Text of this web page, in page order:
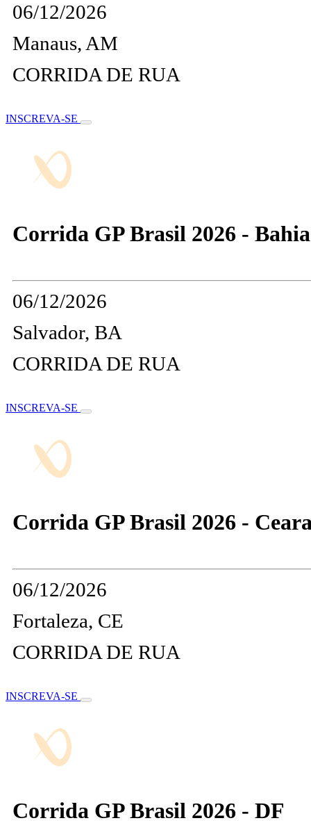
06/12/2026
Manaus, AM
CORRIDA DE RUA
INSCREVA-SE
Corrida GP Brasil 2026 - Bahia
06/12/2026
Salvador, BA
CORRIDA DE RUA
INSCREVA-SE
Corrida GP Brasil 2026 -
06/12/2026
Fortaleza, CE
CORRIDA DE RUA
INSCREVA-SE
Corrida GP Brasil 2026 - DF